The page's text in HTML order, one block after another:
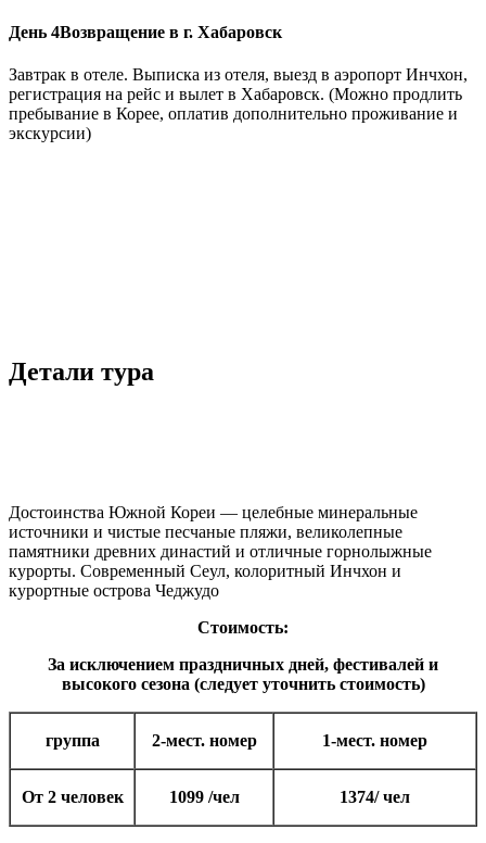
День 4Возвращение в г. Хабаровск
Завтрак в отеле. Выписка из отеля, выезд в аэропорт Инчхон,
регистрация на рейс и вылет в Хабаровск. (Можно продлить
пребывание в Корее, оплатив дополнительно проживание и
экскурсии)
Детали тура
Достоинства Южной Кореи — целебные минеральные
источники и чистые песчаные пляжи, великолепные
памятники древних династий и отличные горнолыжные
курорты. Современный Сеул, колоритный Инчхон и
курортные острова Чеджудо
Стоимость:
За исключением праздничных дней, фестивалей и
высокого сезона (следует уточнить стоимость)
группа 2-мест. номер 1-мест. номер
От 2 человек 1099 /чел 1374/ чел